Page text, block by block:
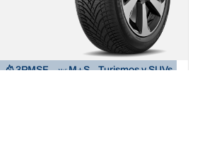
3PMSF M+S
Turismos y SUVs